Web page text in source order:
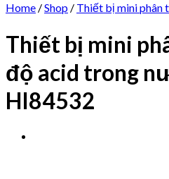
Home /Shop / Thiết bị mini phân
Thiết bị mini
độ acid trong
HI84532